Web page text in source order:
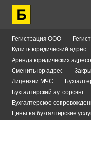
Регистрация ООО
Купить юридический адрес
Аренда юридических
Сменить юр адрес
Лицензии МЧС
Бухгалтерский аутсорсинг
Бухгалтерское
Цены на бухгалтерские